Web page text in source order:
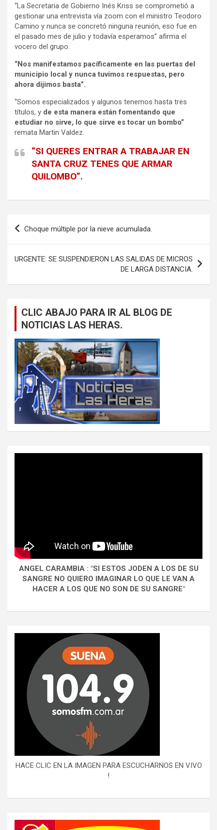
“La Secretaria de Gobierno Inés Kriss se comprometió a
gestionar una entrevista vía zoom con el ministro Teodoro
Camino y nunca se concretó ninguna reunión, eso fue en
el pasado mes de julio y todavía esperamos” afirma el
vocero del grupo.
“Nos manifestamos pacíficamente en las puertas del
municipio local y nunca tuvimos respuestas, pero
ahora dijimos basta”.
“Somos especializados y algunos tenemos hasta tres
títulos, y de esta manera están fomentando que
estudiar no sirve, lo que sirve es tocar un bombo”
remata Martin Valdez.
“SI QUERES ENTRAR A TRABAJAR EN
SANTA CRUZ TENES QUE ARMAR
QUILOMBO”.
Navegación
Choque múltiple por la nieve acumulada.
URGENTE: SE SUSPENDIERON LAS SALIDAS DE MICROS
DE LARGA DISTANCIA.
CLIC ABAJO PARA IR AL BLOG DE
NOTICIAS LAS HERAS.
ANGEL CARAMBIA : "SI ESTOS JODEN A LOS DE SU
SANGRE NO QUIERO IMAGINAR LO QUE LE VAN A
HACER A LOS QUE NO SON DE SU SANGRE"
HACE CLIC EN LA IMAGEN PARA ESCUCHARNOS EN VIVO
!